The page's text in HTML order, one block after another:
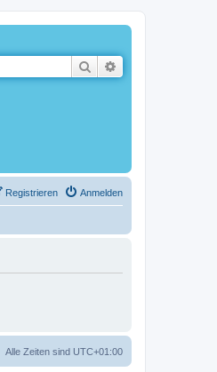
Suche
Anmelden
Registrieren
Alle Zeiten sind UTC+01:00